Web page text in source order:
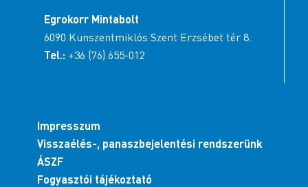
Egrokorr Mintabolt
6090 Kunszentmiklós Szent Erzsébet tér 8.
Tel.: +36 (76) 655-012
Impresszum
Visszaélés-, panaszbejelentési rendszerünk
ÁSZF
Fogyasztói tájékoztató